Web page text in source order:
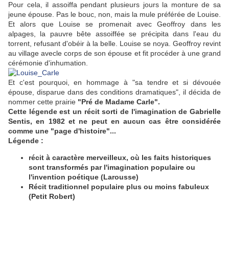
Pour cela, il assoiffa pendant plusieurs jours la monture de sa
jeune épouse. Pas le bouc, non, mais la mule préférée de Louise.
Et alors que Louise se promenait avec Geoffroy dans les
alpages, la pauvre bête assoiffée se précipita dans l'eau du
torrent, refusant d'obéir à la belle. Louise se noya. Geoffroy revint
au village avecle corps de son épouse et fit procéder à une grand
cérémonie d'inhumation.
Et c'est pourquoi, en hommage à "sa tendre et si dévouée
épouse, disparue dans des conditions dramatiques", il décida de
nommer cette prairie "Pré de Madame Carle".
Cette légende est un récit sorti de l'imagination de Gabrielle
Sentis, en 1982 et ne peut en aucun cas être considérée
comme une "page d'histoire"...
Légende :
récit à caractère merveilleux, où les faits historiques
sont transformés par l'imagination populaire ou
l'invention poétique (Larousse)
Récit traditionnel populaire plus ou moins fabuleux
(Petit Robert)